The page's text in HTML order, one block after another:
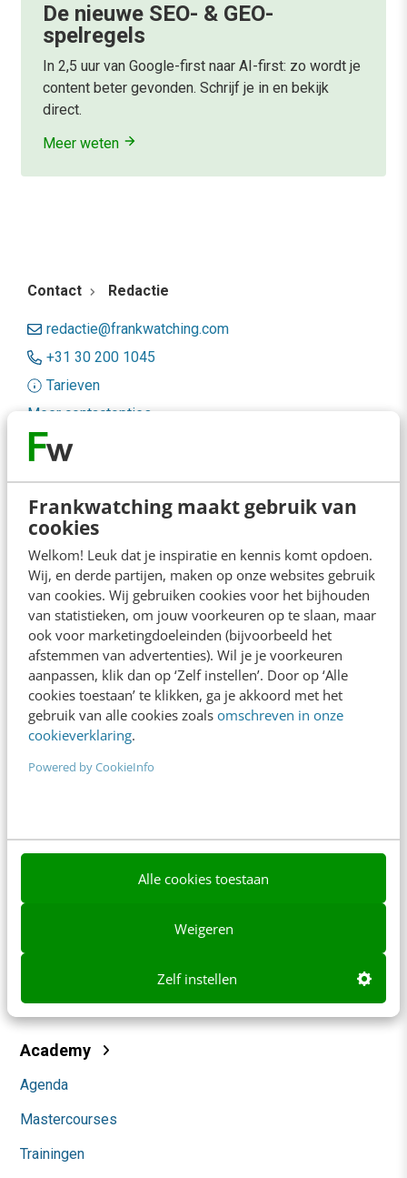
Frankwatching maakt gebruik van
cookies
Welkom! Leuk dat je inspiratie en kennis komt opdoen.
Wij, en derde partijen, maken op onze websites gebruik
van cookies. Wij gebruiken cookies voor het bijhouden
van statistieken, om jouw voorkeuren op te slaan, maar
ook voor marketingdoeleinden (bijvoorbeeld het
afstemmen van advertenties). Wil je je voorkeuren
aanpassen, klik dan op ‘Zelf instellen’. Door op ‘Alle
cookies toestaan’ te klikken, ga je akkoord met het
gebruik van alle cookies zoals omschreven in onze
cookieverklaring.
Powered by CookieInfo
Alle cookies toestaan
Weigeren
Zelf instellen
De nieuwe SEO- & GEO-
spelregels
In 2,5 uur van Google-first naar AI-first: zo wordt je
content beter gevonden. Schrijf je in en bekijk
direct.
Meer weten
Contact Redactie
redactie@frankwatching.com
+31 30 200 1045
Tarieven
Meer contactopties
Frankwatching
Adverteren
Contact
Nieuwsbrieven
Over ons
Ons team
Werken bij
Whitepapers
Blog
Marketing
Community
Academy
Agenda
Mastercourses
Trainingen